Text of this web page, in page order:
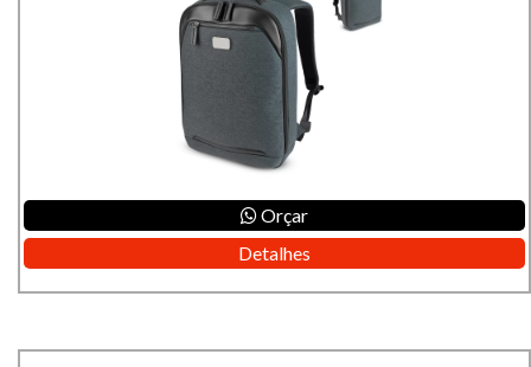
Orçar
Detalhes